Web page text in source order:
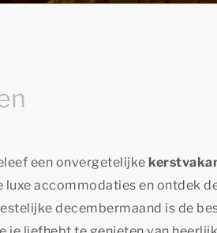
een onvergetelijke
luxe accommodaties en ontdek
decembermaand is de